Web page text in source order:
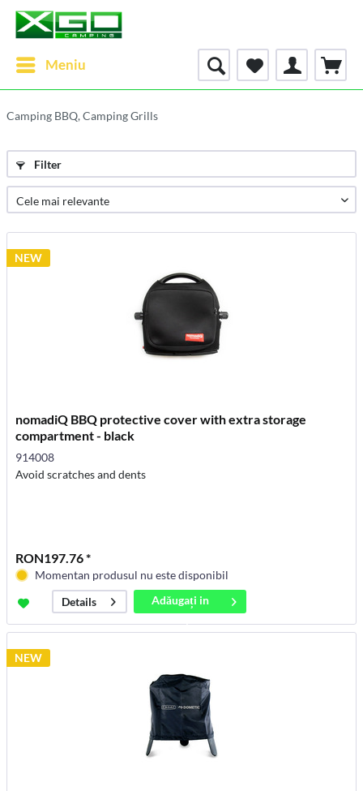
Meniu
Camping BBQ, Camping Grills
Filter
NEW
nomadiQ BBQ protective cover with extra storage
compartment - black
914008
Avoid scratches and dents
RON197.76 *
Momentan produsul nu este disponibil
Details
Adăugați in
coș
NEW